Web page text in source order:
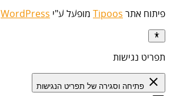
פיתוח אתר Tipoos מופעל ע"י WordPress
תפריט נגישות
close פתיחה וסגירה של תפריט הנגישות